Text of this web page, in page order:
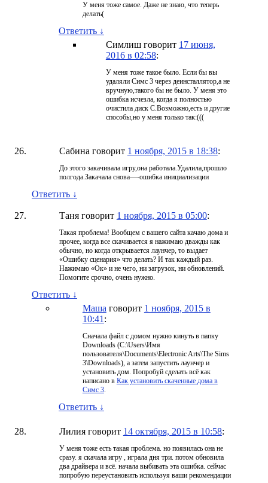
У меня тоже самое. Даже не знаю, что теперь
делать(
Ответить ↓
Симлиш говорит 17 июня,
2016 в 02:58:
У меня тоже такое было. Если бы вы
удаляли Симс 3 через деинсталлятор,а не
вручную,такого бы не было. У меня это
ошибка исчезла, когда я полностью
очистила диск C.Возможно,есть и другие
способы,но у меня только так:(((
Сабина говорит 1 ноября, 2015 в 18:38:
До этого закачивала игру,она работала.Удалила,прошло
полгода.Закачала снова—-ошибка инициализации
Ответить ↓
Таня говорит 1 ноября, 2015 в 05:00:
Такая проблема! Вообщем с вашего сайта качаю дома и
прочее, когда все скачивается я нажимаю дважды как
обычно, но когда открывается лаунчер, то выдает
«Ошибку сценария» что делать? И так каждый раз.
Нажимаю «Ок» и не чего, ни загрузок, ни обновлений.
Помогите срочно, очень нужно.
Ответить ↓
Маша говорит 1 ноября, 2015 в
10:41 :
Сначала файл с домом нужно кинуть в папку
Downloads (C:\Users\Имя
пользователя\Documents\Electronic Arts\The Sims
3\Downloads), а затем запустить лаунчер и
установить дом. Попробуй сделать всё как
написано в Как установить скаченные дома в
Симс 3.
Ответить ↓
Лилия говорит 14 октября, 2015 в 10:58:
У меня тоже есть такая проблема. но появилась она не
сразу. я скачала игру , играла дня три. потом обновила
два драйвера и всё. начала выбивать эта ошибка. сейчас
попробую переустановить используя ваши рекомендации